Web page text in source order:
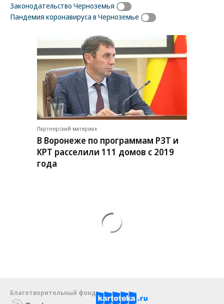
Законодательство Черноземья
Пандемия коронавируса в Черноземье
Партнерский материал
В Воронеже по программам РЗТ и
КРТ расселили 111 домов с 2019
года
Благотворительный фонд